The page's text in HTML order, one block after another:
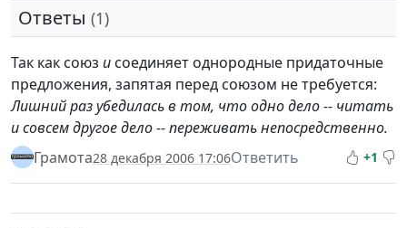
Ответы (1)
Так как союз и соединяет однородные придаточные
предложения, запятая перед союзом не требуется:
Лишний раз убедилась в том, что одно дело -- читать
и совсем другое дело -- переживать непосредственно.
Грамота28 декабря 2006 17:06Ответить +1